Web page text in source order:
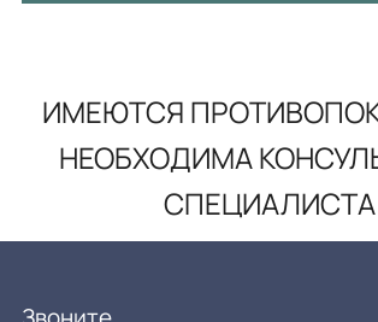
ИМЕЮТСЯ
НЕОБХОДИМА
СПЕЦИАЛИСТА